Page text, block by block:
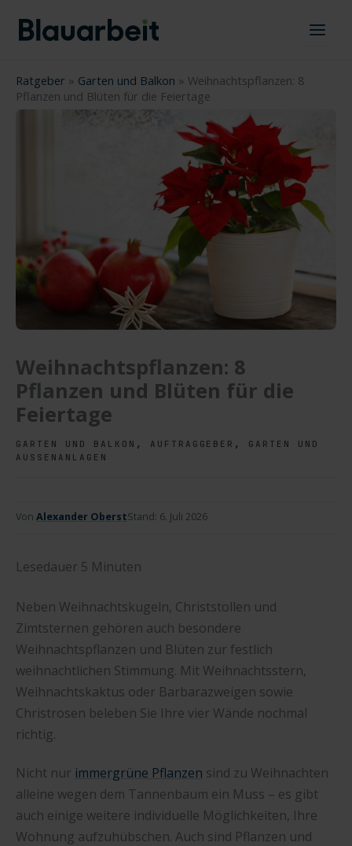
Inhalt
springen
Ratgeber » Garten und Balkon » Weihnachtspflanzen: 8
Pflanzen und Blüten für die Feiertage
Weihnachtspflanzen: 8
Pflanzen und Blüten für die
Feiertage
GARTEN UND BALKON , AUFTRAGGEBER ,
GARTEN UND
AUSSENANLAGEN
Von Alexander OberstStand: 6. Juli 2026
Lesedauer 5 Minuten
Neben Weihnachtskugeln, Christstollen und
Zimtsternen gehören auch besondere
Weihnachtspflanzen und Blüten zur festlich
weihnachtlichen Stimmung. Mit Weihnachtsstern,
Weihnachtskaktus oder Barbarazweigen sowie
Christrosen beleben Sie Ihre vier Wände nochmal
richtig.
Nicht nur immergrüne Pflanzen sind zu Weihnachten
alleine wegen dem Tannenbaum ein Muss – es gibt
auch einige weitere individuelle Möglichkeiten, Ihre
Wohnung aufzuhübschen. Auch sind Pflanzen und